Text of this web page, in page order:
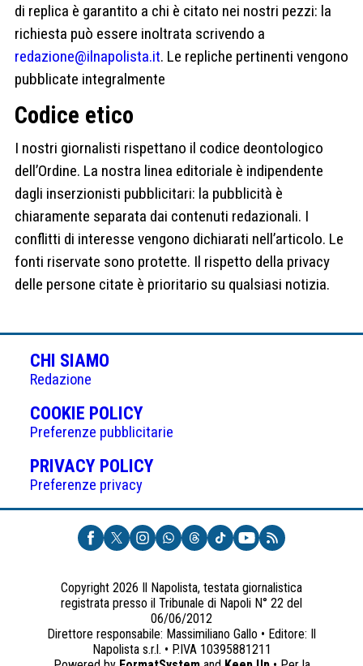
di replica è garantito a chi è citato nei nostri pezzi: la
richiesta può essere inoltrata scrivendo a
redazione@ilnapolista.it. Le repliche pertinenti vengono
pubblicate integralmente
Codice etico
I nostri giornalisti rispettano il codice deontologico
dell’Ordine. La nostra linea editoriale è indipendente
dagli inserzionisti pubblicitari: la pubblicità è
chiaramente separata dai contenuti redazionali. I
conflitti di interesse vengono dichiarati nell’articolo. Le
fonti riservate sono protette. Il rispetto della privacy
delle persone citate è prioritario su qualsiasi notizia.
CHI SIAMO
Redazione
COOKIE POLICY(APRE
IN
UNA
NUOVA
Preferenze pubblicitarie
PRIVACY POLICY(APRE
UNA
NUOVA
SCHEDA)
Preferenze privacy
Copyright 2026 Il Napolista, testata giornalistica
registrata presso il Tribunale di Napoli N° 22 del
06/06/2012
Direttore responsabile: Massimiliano Gallo • Editore: Il
Napolista s.r.l. • P.IVA 10395881211